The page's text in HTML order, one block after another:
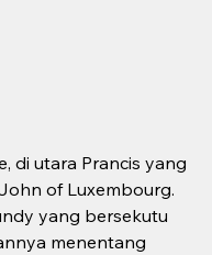
di utara Prancis yang
of Luxembourg.
yang bersekutu
menentang